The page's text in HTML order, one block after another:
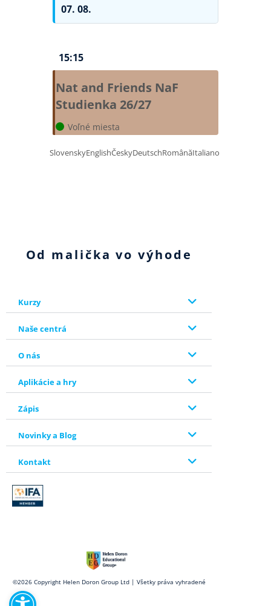
Open toolbar
07. 08.
15:15
Nat and Friends NaF
Studienka 26/27
Voľné miesta
SlovenskyEnglishČeskyDeutschRomânăItaliano
Od malička vo výhode
Kurzy
Naše centrá
O nás
Aplikácie a hry
Zápis
Novinky a Blog
Kontakt
©2026 Copyright Helen Doron Group Ltd | Všetky práva vyhradené